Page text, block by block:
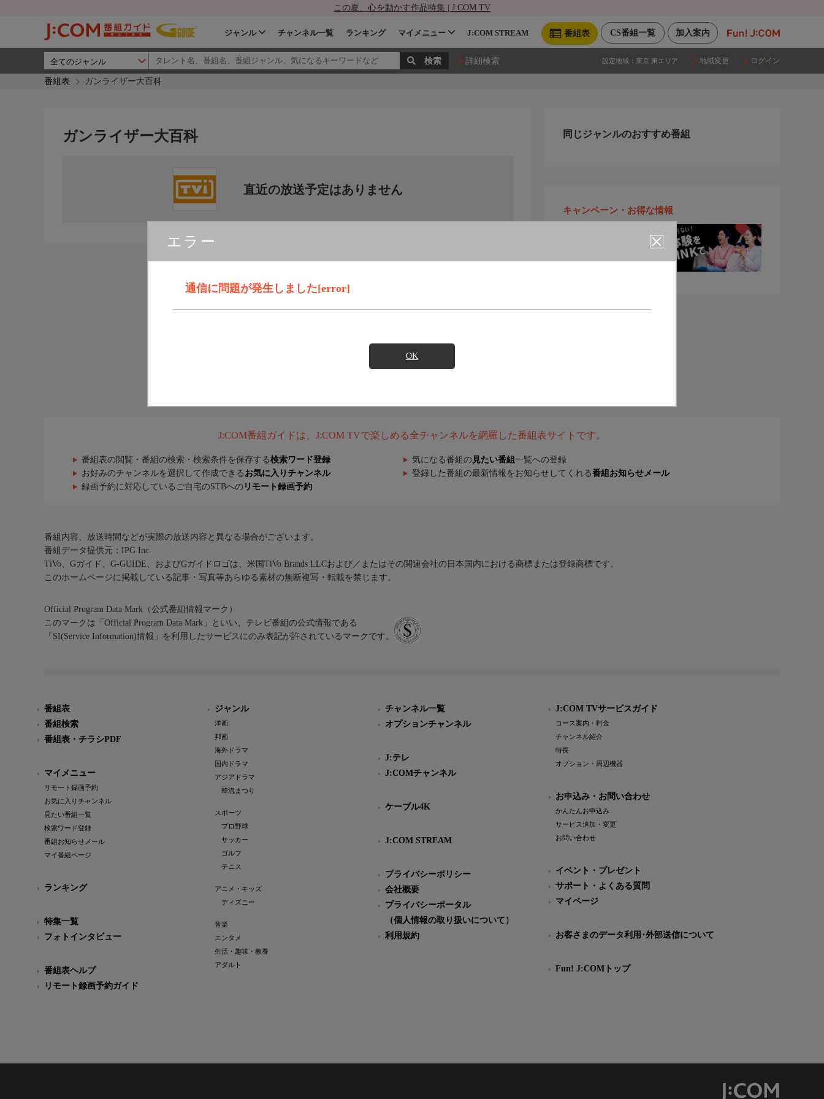
この夏、心を動かす作品特集 | J:COM TV
加入案内
CS番組一覧
番組表
ジャンル チャンネル一覧 ランキング マイメニュー J:COM STREAM
詳細検索 設定地域： 東京 東エリア 地域変更 ログイン
番組表 ガンライザー大百科
エラー
通信に問題が発生しました[error]
OK
ガンライザー大百科
直近の放送予定はありません
同じジャンルのおすすめ番組
キャンペーン・お得な情報
J:COM番組ガイドは、J:COM TVで楽しめる全チャンネルを網羅した番組表サイトです。
番組表の閲覧・番組の検索・検索条件を保存する検索ワード登録 気になる番組の 見たい番組 一覧への登録
お好みのチャンネルを選択して作成できる お気に入りチャンネル 登録した番組の最新情報をお知らせしてくれる番組お知らせメール
録画予約に対応しているご自宅のSTBへの リモート録画予約
番組内容、放送時間などが実際の放送内容と異なる場合がございます。
番組データ提供元：IPG Inc.
TiVo、Gガイド、G-GUIDE、およびGガイドロゴは、米国TiVo Brands LLCおよび／またはその関連会社の日本国内における商標または登録商標です。
このホームページに掲載している記事・写真等あらゆる素材の無断複写・転載を禁じます。
Official Program Data Mark（公式番組情報マーク）
このマークは「Official Program Data Mark」といい、テレビ番組の公式情報である
「SI(Service Information)情報」を利用したサービスにのみ表記が許されているマークです。
番組表
番組検索
番組表・チラシPDF
マイメニュー
リモート録画予約
お気に入りチャンネル
見たい番組一覧
検索ワード登録
番組お知らせメール
マイ番組ページ
ランキング
特集一覧
フォトインタビュー
番組表ヘルプ
リモート録画予約ガイド
ジャンル
洋画
邦画
海外ドラマ
国内ドラマ
アジアドラマ
韓流まつり
スポーツ
プロ野球
サッカー
ゴルフ
テニス
アニメ・キッズ
ディズニー
音楽
エンタメ
生活・趣味・教養
アダルト
チャンネル一覧
オプションチャンネル
J:テレ
J:COMチャンネル
ケーブル4K
J:COM STREAM
プライバシーポリシー
会社概要
プライバシーポータル
（個人情報の取り扱いについて）
利用規約
J:COM TVサービスガイド
コース案内・料金
チャンネル紹介
特長
オプション・周辺機器
お申込み・お問い合わせ
かんたんお申込み
サービス追加・変更
お問い合わせ
イベント・プレゼント
サポート・よくある質問
マイページ
お客さまのデータ利用･外部送信について
Fun! J:COMトップ